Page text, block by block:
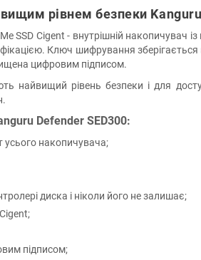
рівнем безпеки
SSD Cigent - внутрішній
Ключ шифрування
цифровим підписом.
найвищий рівень безпеки і для
Defender SED300:
усього накопичувача;
диска і ніколи його не залишає;
підписом;